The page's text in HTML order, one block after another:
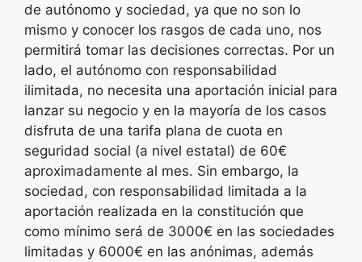
de autónomo y sociedad, ya que no son lo
mismo y conocer los rasgos de cada uno, nos
permitirá tomar las decisiones correctas. Por un
lado, el autónomo con responsabilidad
ilimitada, no necesita una aportación inicial para
lanzar su negocio y en la mayoría de los casos
disfruta de una tarifa plana de cuota en
seguridad social (a nivel estatal) de 60€
aproximadamente al mes. Sin embargo, la
sociedad, con responsabilidad limitada a la
aportación realizada en la constitución que
como mínimo será de 3000€ en las sociedades
limitadas y 6000€ en las anónimas, además